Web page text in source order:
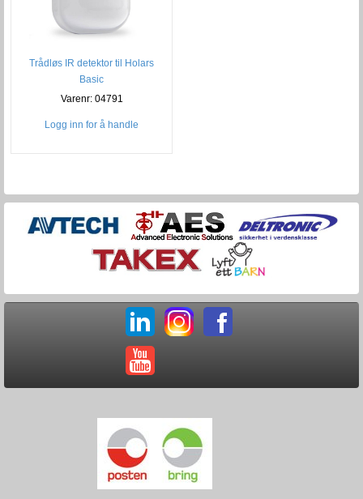
Trådløs IR detektor til Holars
Basic
Varenr: 04791
Logg inn for å handle